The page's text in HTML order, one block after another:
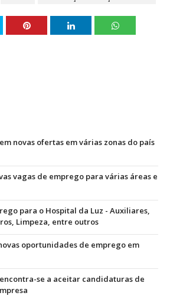
novas ofertas em várias zonas do país
vagas de emprego para várias áreas e
para o Hospital da Luz - Auxiliares,
Limpeza, entre outros
oportunidades de emprego em
se a aceitar candidaturas de